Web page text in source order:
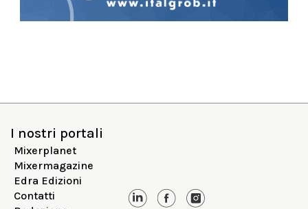
I nostri portali
Mixerplanet
Mixermagazine
Edra Edizioni
Contatti